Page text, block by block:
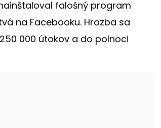
falošný program
na Facebooku. Hrozba sa
000 útokov a do polnoci